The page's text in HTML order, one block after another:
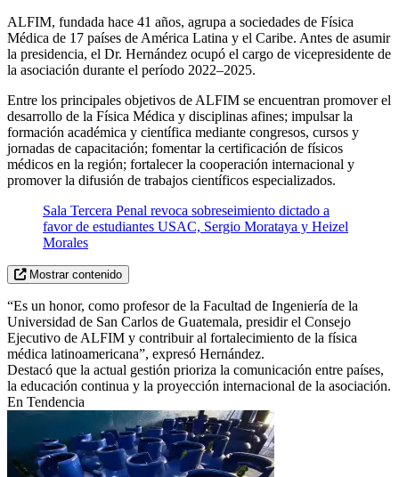
ALFIM, fundada hace 41 años, agrupa a sociedades de Física
Médica de 17 países de América Latina y el Caribe. Antes de asumir
la presidencia, el Dr. Hernández ocupó el cargo de vicepresidente de
la asociación durante el período 2022–2025.
Entre los principales objetivos de ALFIM se encuentran promover el
desarrollo de la Física Médica y disciplinas afines; impulsar la
formación académica y científica mediante congresos, cursos y
jornadas de capacitación; fomentar la certificación de físicos
médicos en la región; fortalecer la cooperación internacional y
promover la difusión de trabajos científicos especializados.
Sala Tercera Penal revoca sobreseimiento dictado a
favor de estudiantes USAC, Sergio Morataya y Heizel
Morales
Mostrar contenido
“Es un honor, como profesor de la Facultad de Ingeniería de la
Universidad de San Carlos de Guatemala, presidir el Consejo
Ejecutivo de ALFIM y contribuir al fortalecimiento de la física
médica latinoamericana”, expresó Hernández.
Destacó que la actual gestión prioriza la comunicación entre países,
la educación continua y la proyección internacional de la asociación.
En Tendencia